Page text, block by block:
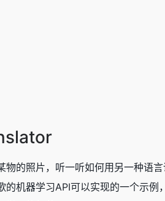
物的照片，听一听如何用另一种语
的机器学习API可以实现的一个示例